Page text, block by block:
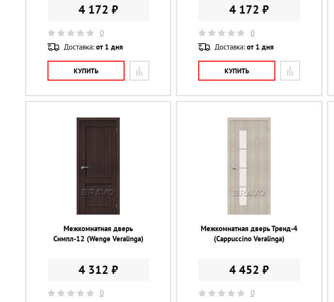
4 172 ₽
0
Доставка: от 1 дня
КУПИТЬ
4 172 ₽
0
Доставка: от 1 дня
КУПИТЬ
Межкомнатная дверь
Симпл-12 (Wenge Veralinga)
4 312 ₽
0
Межкомнатная дверь Тренд-4
(Cappuccino Veralinga)
4 452 ₽
0